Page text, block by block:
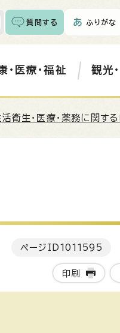
質問する ふりがな
・医療・福祉 観光
活衛生・医療・薬務に関する
ページID 1011595
印刷